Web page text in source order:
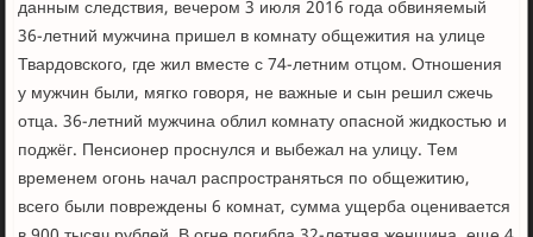
данным следствия, вечером 3 июля 2016 года обвиняемый
36-летний мужчина пришел в комнату общежития на улице
Твардовского, где жил вместе с 74-летним отцом. Отношения
у мужчин были, мягко говоря, не важные и сын решил сжечь
отца. 36-летний мужчина облил комнату опасной жидкостью и
поджёг. Пенсионер проснулся и выбежал на улицу. Тем
временем огонь начал распространяться по общежитию,
всего были повреждены 6 комнат, сумма ущерба оценивается